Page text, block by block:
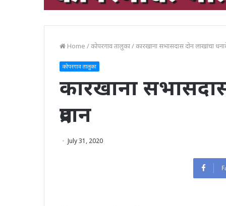
Home /कोपरगाव तालुका/कारखाना सभासदास दोन लाखांचा
कोपरगाव तालुका
कारखाना
प्रदान
July 31, 2020